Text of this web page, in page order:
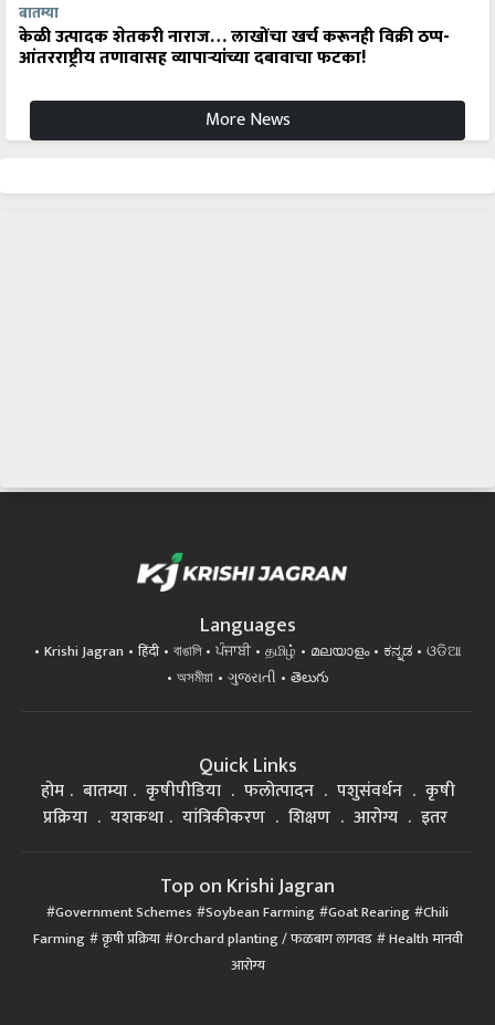
बातम्या
केळी उत्पादक शेतकरी नाराज… लाखोंचा खर्च करूनही विक्री ठप्प-
आंतरराष्ट्रीय तणावासह व्यापाऱ्यांच्या दबावाचा फटका!
More News
Languages
Krishi Jagran हिंदी বাঙালি ਪੰਜਾਬੀ தமிழ் മലയാളം ಕನ್ನಡ
ଓଡିଆ
অসমীয়া
ગુજરાતી తెలుగు
Quick Links
होम बातम्या कृषीपीडिया फलोत्पादन पशुसंवर्धन
कृषी
प्रक्रिया
यशकथा यांत्रिकीकरण शिक्षण आरोग्य इतर
Top on Krishi Jagran
Government Schemes Soybean Farming Goat Rearing Chili
Farming कृषी प्रक्रिया Orchard planting / फळबाग लागवड Health मानवी
आरोग्य